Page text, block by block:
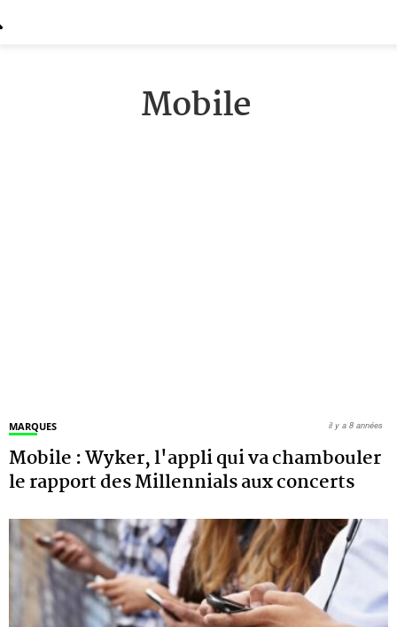
Mobile
MARQUES
Mobile : Wyker, l'appli qui va chambouler
le rapport des Millennials aux concerts
il y a 8 années